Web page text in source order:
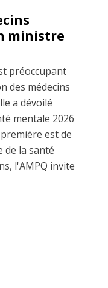
ministre
préoccupant
des médecins
a dévoilé
mentale 2026
est de
de la santé
l'AMPQ invite